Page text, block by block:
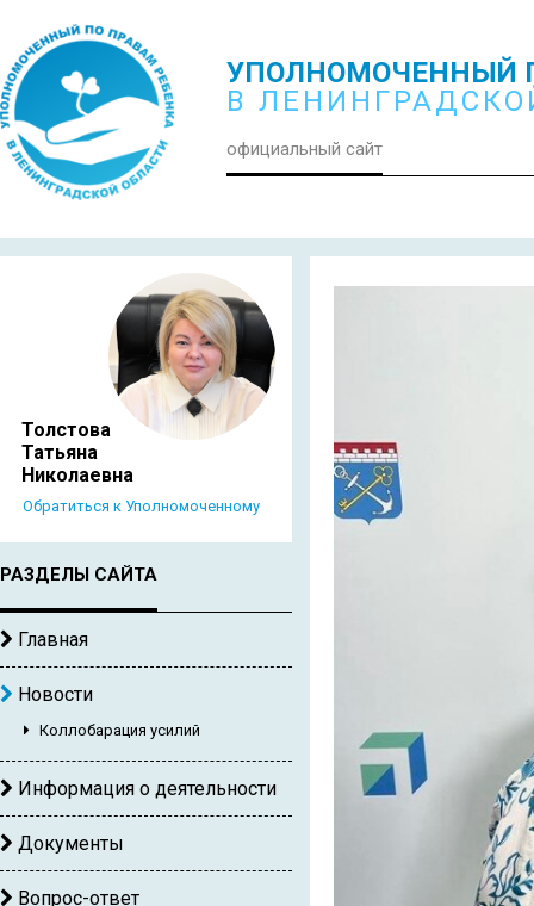
УПОЛНОМОЧЕННЫЙ
В
официальный сайт
Толстова
Татьяна
Николаевна
Обратиться к Уполномоченному
РАЗДЕЛЫ САЙТА
Главная
Новости
Коллобарация усилий
Информация о деятельности
Документы
Вопрос-ответ